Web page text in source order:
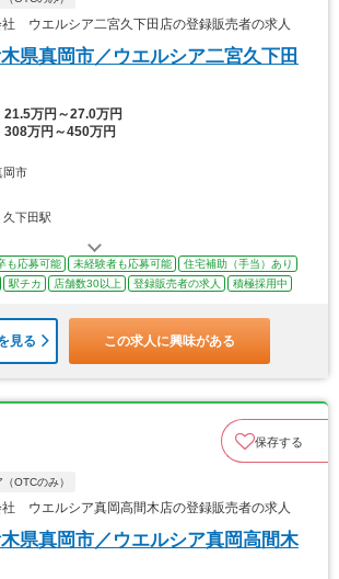
ウエルシア二宮久下田店の登録販売者の求人
県真岡市／ウエルシア二宮久下田
21.5万円～27.0万円
308万円～450万円
岡市
久下田駅
も応募可能 未経験者も応募可能
住宅補助（手当）あり
駅チカ 店舗数30以上 登録販売者の求人 積極採用中
見る この求人に興味がある
保存する
OTCのみ）
ウエルシア真岡高間木店の登録販売者の求人
県真岡市／ウエルシア真岡高間木